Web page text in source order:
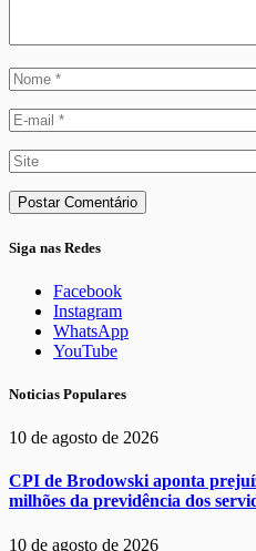
Siga nas Redes
Facebook
Instagram
WhatsApp
YouTube
Noticias Populares
10 de agosto de 2026
CPI de Brodowski aponta
milhões da previdência dos
10 de agosto de 2026